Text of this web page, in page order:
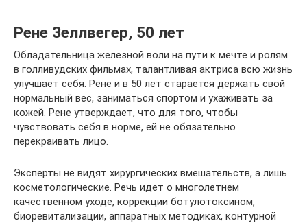
Рене Зеллвегер, 50 лет
Обладательница железной воли на пути к мечте и ролям
в голливудских фильмах, талантливая актриса всю жизнь
улучшает себя. Рене и в 50 лет старается держать свой
нормальный вес, заниматься спортом и ухаживать за
кожей. Рене утверждает, что для того, чтобы
чувствовать себя в норме, ей не обязательно
перекраивать лицо.
Эксперты не видят хирургических вмешательств, а лишь
косметологические. Речь идет о многолетнем
качественном уходе, коррекции ботулотоксином,
биоревитализации, аппаратных методиках, контурной